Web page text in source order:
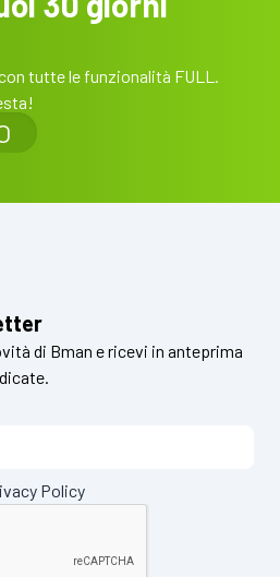
tutte le funzionalità FULL.
di Bman e ricevi in anteprima
Policy